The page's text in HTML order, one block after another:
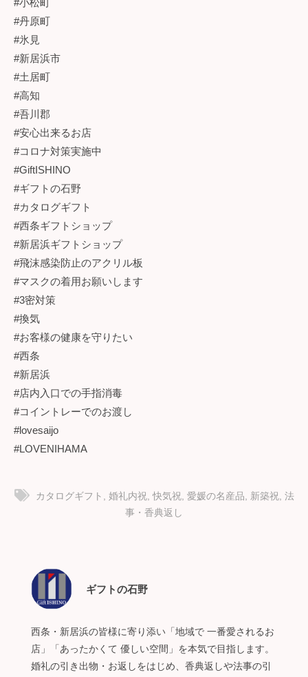
#小松町
#丹原町
#氷見
#新居浜市
#土居町
#高知
#吾川郡
#安心出来るお店
#コロナ対策実施中
#GiftISHINO
#ギフトの石野
#カタログギフト
#西条ギフトショップ
#新居浜ギフトショップ
#飛沫感染防止のアクリル板
#マスクの着用お願いします
#3密対策
#換気
#お客様の健康を守りたい
#西条
#新居浜
#店内入口での手指消毒
#コイントレーでのお渡し
#lovesaijo
#LOVENIHAMA
カタログギフト 婚礼内祝,快気祝, 愛媛の名産品 新築祝, 法
事・香典返し
ギフトの石野
西条・新居浜の皆様に寄り添い「地域で 一番愛されるお
店」「あったかくて 優しい空間」を本気で目指します。
婚礼の引き出物・お返しをはじめ、香典返しや法事の引